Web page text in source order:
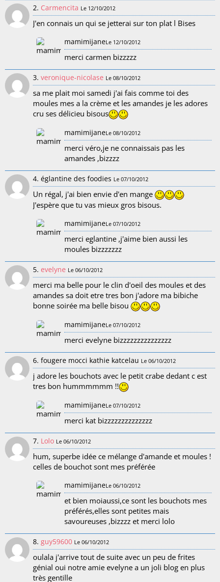
2. Carmencita Le 12/10/2012
J'en connais un qui se jetterai sur ton plat l Bises
mamimijaneLe 12/10/2012
merci carmen bizzzzz
3. veronique-nicolase Le 08/10/2012
sa me plait moi samedi j'ai fais comme toi des
moules mes a la crème et les amandes je les adores
cru ses délicieu bisous
mamimijaneLe 08/10/2012
merci véro,je ne connaissais pas les
amandes ,bizzzz
4. églantine des foodies Le 07/10/2012
Un régal, j'ai bien envie d'en mange
J'espère que tu vas mieux gros bisous.
mamimijaneLe 07/10/2012
merci eglantine ,j'aime bien aussi les
moules bizzzzzzz
5. evelyne Le 06/10/2012
merci ma belle pour le clin d'oeil des moules et des
amandes sa doit etre tres bon j'adore ma bibiche
bonne soirée ma belle bisou
mamimijaneLe 07/10/2012
merci evelyne bizzzzzzzzzzzzzzz
6. fougere mocci kathie katcelau Le 06/10/2012
j adore les bouchots avec le petit crabe dedant c est
tres bon hummmmmm !!
mamimijaneLe 07/10/2012
merci kat bizzzzzzzzzzzzzz
7. Lolo Le 06/10/2012
hum, superbe idée ce mélange d'amande et moules !
celles de bouchot sont mes préférée
mamimijaneLe 06/10/2012
et bien moiaussi,ce sont les bouchots mes
préférés,elles sont petites mais
savoureuses ,bizzzz et merci lolo
8. guy59600 Le 06/10/2012
oulala j'arrive tout de suite avec un peu de frites
génial oui notre amie evelyne a un joli blog en plus
très gentille